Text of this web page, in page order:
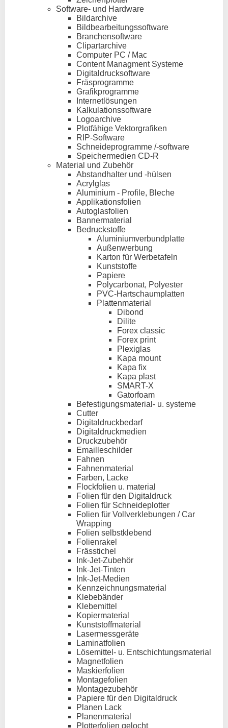
Software- und Hardware
Bildarchive
Bildbearbeitungssoftware
Branchensoftware
Clipartarchive
Computer PC / Mac
Content Managment Systeme
Digitaldrucksoftware
Fräsprogramme
Grafikprogramme
Internetlösungen
Kalkulationssoftware
Logoarchive
Plotfähige Vektorgrafiken
RIP-Software
Schneideprogramme /-software
Speichermedien CD-R
Material und Zubehör
Abstandhalter und -hülsen
Acrylglas
Aluminium - Profile, Bleche
Applikationsfolien
Autoglasfolien
Bannermaterial
Bedruckstoffe
Aluminiumverbundplatte
Außenwerbung
Karton für Werbetafeln
Kunststoffe
Papiere
Polycarbonat, Polyester
PVC-Hartschaumplatten
Plattenmaterial
Dibond
Dilite
Forex classic
Forex print
Plexiglas
Kapa mount
Kapa fix
Kapa plast
SMART-X
Gatorfoam
Befestigungsmaterial- u. systeme
Cutter
Digitaldruckbedarf
Digitaldruckmedien
Druckzubehör
Emailleschilder
Fahnen
Fahnenmaterial
Farben, Lacke
Flockfolien u. material
Folien für den Digitaldruck
Folien für Schneideplotter
Folien für Vollverklebungen / Car
Wrapping
Folien selbstklebend
Folienrakel
Frässtichel
Ink-Jet-Zubehör
Ink-Jet-Tinten
Ink-Jet-Medien
Kennzeichnungsmaterial
Klebebänder
Klebemittel
Kopiermaterial
Kunststoffmaterial
Lasermessgeräte
Laminatfolien
Lösemittel- u. Entschichtungsmaterial
Magnetfolien
Maskierfolien
Montagefolien
Montagezubehör
Papiere für den Digitaldruck
Planen Lack
Planenmaterial
Plotterfolien gelocht